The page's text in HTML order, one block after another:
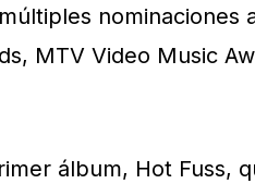
nominaciones
MTV Video Music
álbum, Hot Fuss,